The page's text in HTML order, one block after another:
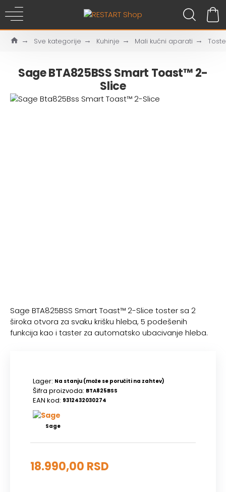
Sve kategorije Kuhinje Mali kućni aparati
Sage BTA825BSS Smart Toast™ 2-
Slice
Sage BTA825BSS Smart Toast™ 2-Slice toster sa 2
široka otvora za svaku krišku hleba, 5 podešenih
funkcija kao i taster za automatsko ubacivanje hleba.
Lager: Na stanju (može se poručiti na zahtev)
Šifra proizvoda: BTA825BSS
EAN kod: 9312432030274
Sage
18.990,00 RSD